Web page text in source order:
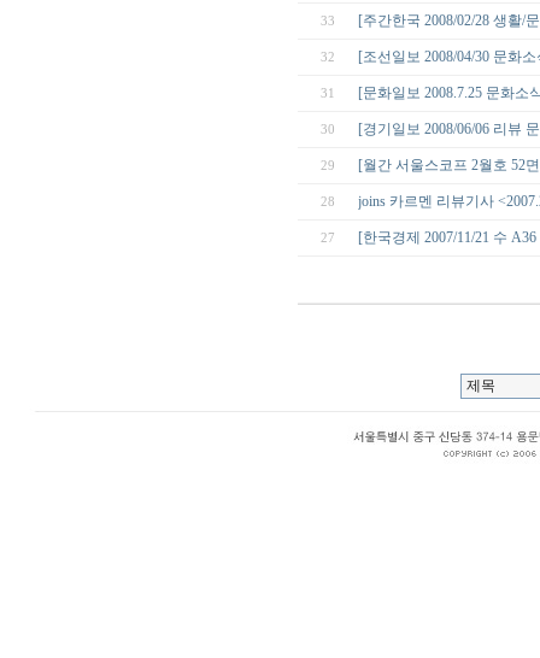
33 [주간한국 2008/02/28 생활/
32 [조선일보 2008/04/30 문화
31 [문화일보 2008.7.25 문화소
30 [경기일보 2008/06/06 리뷰
29 [월간 서울스코프 2월호 52
28 joins 카르멘 리뷰기사
27 [한국경제 2007/11/21 수